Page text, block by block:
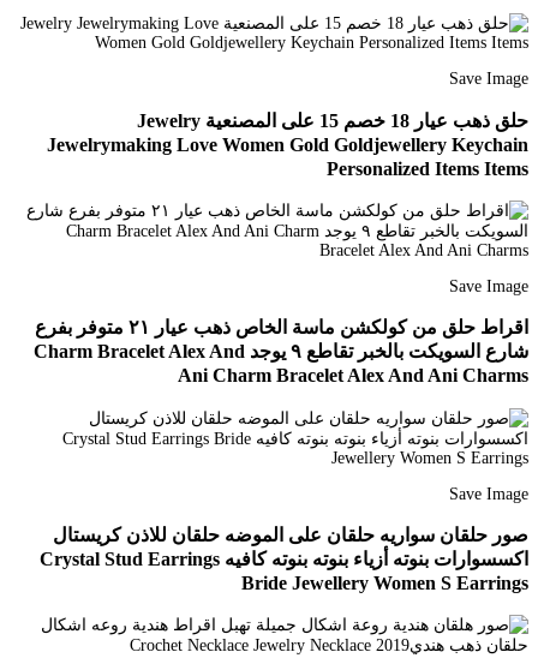
Save Image
حلق ذهب عيار 18 خصم 15 على المصنعية Jewelry
Jewelrymaking Love Women Gold Goldjewellery Keychain
Personalized Items Items
Save Image
اقراط حلق من كولكشن ماسة الخاص ذهب عيار ٢١ متوفر بفرع
شارع السويكت بالخبر تقاطع ٩ يوجد Charm Bracelet Alex And
Ani Charm Bracelet Alex And Ani Charms
Save Image
صور حلقان سواريه حلقان على الموضه حلقان للاذن كريستال
اكسسوارات بنوته أزياء بنوته بنوته كافيه Crystal Stud Earrings
Bride Jewellery Women S Earrings